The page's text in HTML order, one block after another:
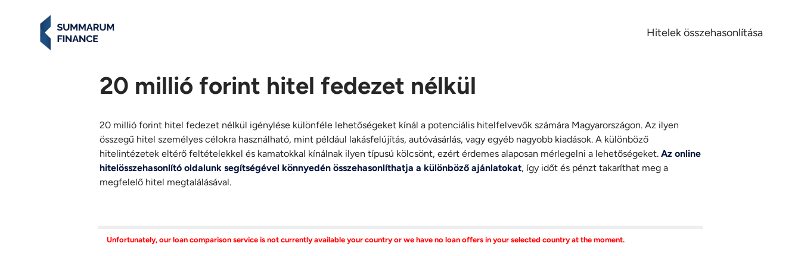
Hitelek összehasonlítása
20 millió forint hitel fedezet nélkül
20 millió forint hitel fedezet nélkül igénylése különféle lehetőségeket kínál a potenciális hitelfelvevők számára Magyarországon. Az ilyen
összegű hitel személyes célokra használható, mint például lakásfelújítás, autóvásárlás, vagy egyéb nagyobb kiadások. A különböző
hitelintézetek eltérő feltételekkel és kamatokkal kínálnak ilyen típusú kölcsönt, ezért érdemes alaposan mérlegelni a lehetőségeket. Az online
hitelösszehasonlító oldalunk segítségével könnyedén összehasonlíthatja a különböző ajánlatokat, így időt és pénzt takaríthat meg a
megfelelő hitel megtalálásával.
Unfortunately, our loan comparison service is not currently available your country or we have no loan offers in your selected country at the moment.